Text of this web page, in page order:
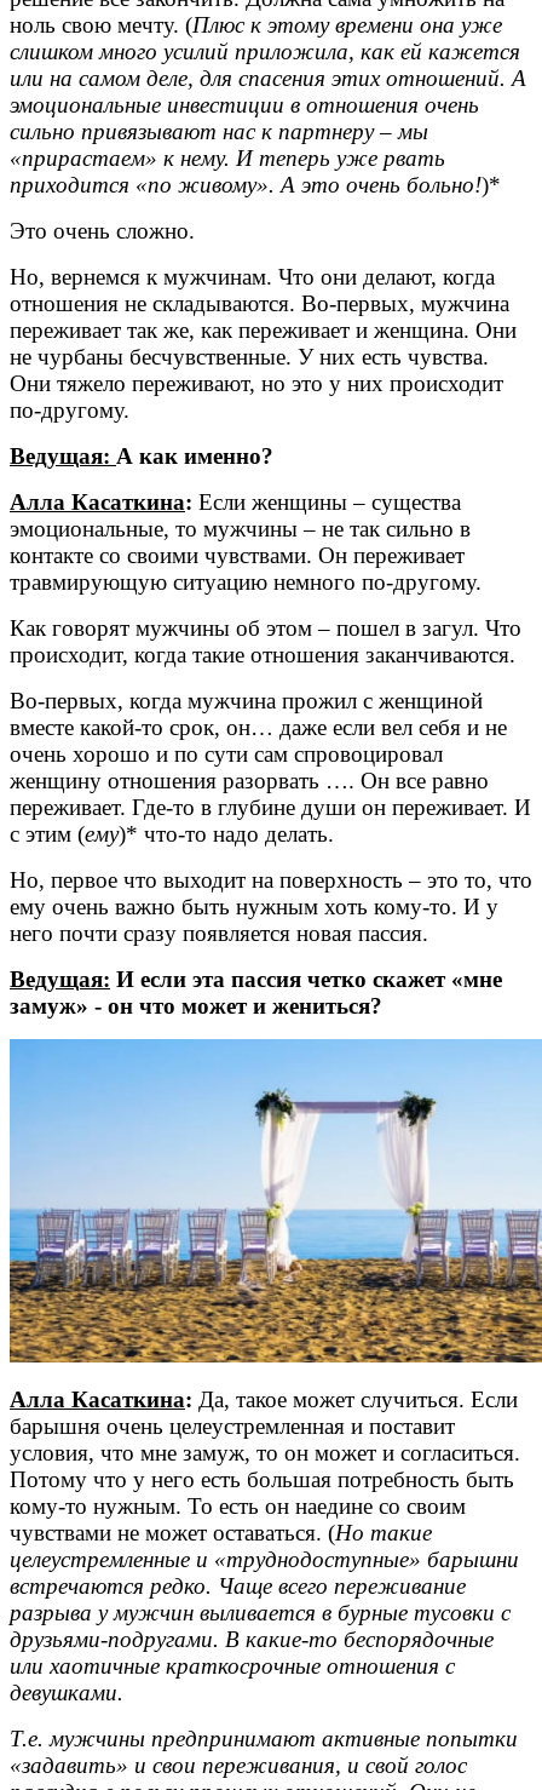
ноль свою мечту. (Плюс к этому времени она уже
слишком много усилий приложила, как ей кажется
или на самом деле, для спасения этих отношений. А
эмоциональные инвестиции в отношения очень
сильно привязывают нас к партнеру – мы
«прирастаем» к нему. И теперь уже рвать
приходится «по живому». А это очень больно!)*
Это очень сложно.
Но, вернемся к мужчинам. Что они делают, когда
отношения не складываются. Во-первых, мужчина
переживает так же, как переживает и женщина. Они
не чурбаны бесчувственные. У них есть чувства.
Они тяжело переживают, но это у них происходит
по-другому.
Ведущая: А как именно?
Алла Касаткина: Если женщины – существа
эмоциональные, то мужчины – не так сильно в
контакте со своими чувствами. Он переживает
травмирующую ситуацию немного по-другому.
Как говорят мужчины об этом – пошел в загул. Что
происходит, когда такие отношения заканчиваются.
Во-первых, когда мужчина прожил с женщиной
вместе какой-то срок, он… даже если вел себя и не
очень хорошо и по сути сам спровоцировал
женщину отношения разорвать …. Он все равно
переживает. Где-то в глубине души он переживает. И
с этим (ему)* что-то надо делать.
Но, первое что выходит на поверхность – это то, что
ему очень важно быть нужным хоть кому-то. И у
него почти сразу появляется новая пассия.
Ведущая: И если эта пассия четко скажет «мне
замуж» - он что может и жениться?
Алла Касаткина: Да, такое может случиться. Если
барышня очень целеустремленная и поставит
условия, что мне замуж, то он может и согласиться.
Потому что у него есть большая потребность быть
кому-то нужным. То есть он наедине со своим
чувствами не может оставаться. (Но такие
целеустремленные и «труднодоступные» барышни
встречаются редко. Чаще всего переживание
разрыва у мужчин выливается в бурные тусовки с
друзьями-подругами. В какие-то беспорядочные
или хаотичные краткосрочные отношения с
девушками.
Т.е. мужчины предпринимают активные попытки
«задавить» и свои переживания, и свой голос